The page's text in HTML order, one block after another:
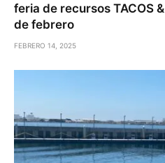
feria de recursos TACOS
de febrero
FEBRERO 14, 2025